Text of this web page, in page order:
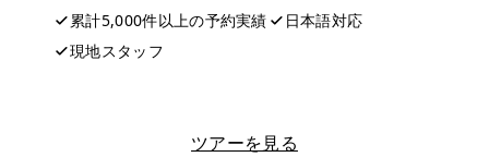
累計5,000件以上の予約実績
日本語対応
現地スタッフ
ツアーを見る